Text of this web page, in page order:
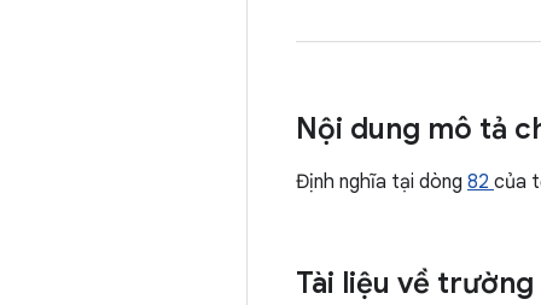
Nội dung mô tả
Định nghĩa tại dòng 82 của
Tài liệu về trường